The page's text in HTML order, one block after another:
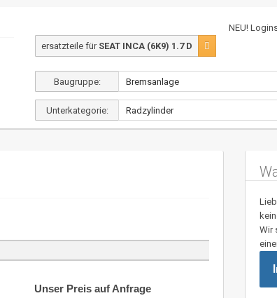
NEU!
ersatzteile für SEAT INCA (6K9) 1.7 D
Baugruppe:
Unterkategorie:
Unser Preis auf Anfrage
Wir